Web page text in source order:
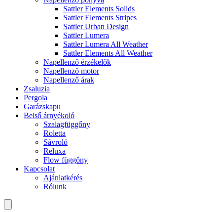
Sattler Elements Solids
Sattler Elements Stripes
Sattler Urban Design
Sattler Lumera
Sattler Lumera All Weather
Sattler Elements All Weather
Napellenző érzékelők
Napellenző motor
Napellenző árak
Zsaluzia
Pergola
Garázskapu
Belső árnyékoló
Szalagfüggőny
Roletta
Sávroló
Reluxa
Flow függőny
Kapcsolat
Ajánlatkérés
Rólunk